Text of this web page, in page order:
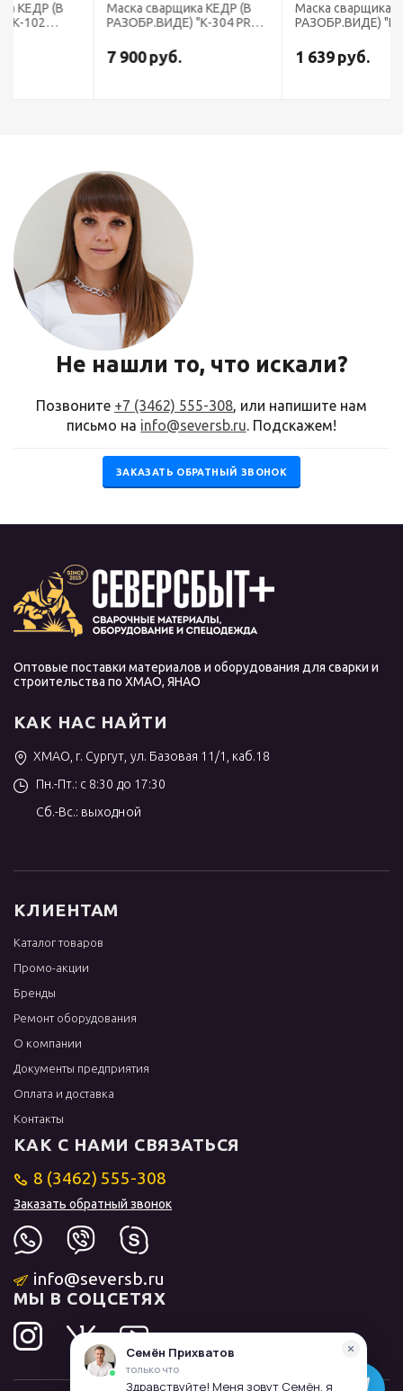
Маска сварщика КЕДР (В
РАЗОБР.ВИДЕ) "К-304 PRO",
Маска сварщика КЕДР (В
РАЗОБР.ВИДЕ) "К-101
Не нашли то, что искали?
Позвоните +7 (3462) 555-308, или напишите нам
письмо на info@seversb.ru. Подскажем!
ЗАКАЗАТЬ ОБРАТНЫЙ ЗВОНОК
Оптовые поставки материалов и оборудования для сварки и
строительства по ХМАО, ЯНАО
КАК НАС НАЙТИ
ХМАО, г. Сургут, ул. Базовая 11/1, каб.18
Пн.-Пт.: с 8:30 до 17:30
Сб.-Вс.: выходной
КЛИЕНТАМ
Каталог товаров
Промо-акции
Бренды
Ремонт оборудования
О компании
Документы предприятия
Оплата и доставка
Контакты
КАК С НАМИ СВЯЗАТЬСЯ
8 (3462) 555-308
Заказать обратный звонок
info@seversb.ru
МЫ В СОЦСЕТЯХ